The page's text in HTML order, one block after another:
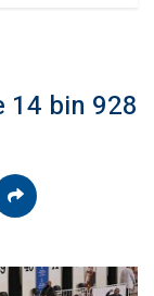
14 bin 928